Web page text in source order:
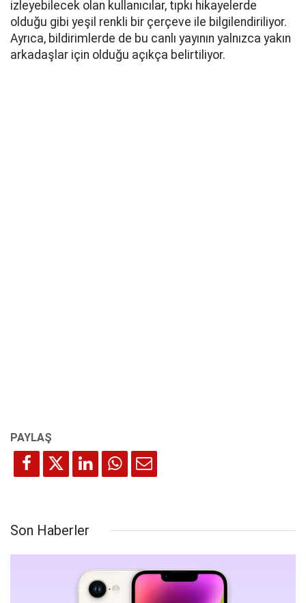
izleyebilecek olan kullanıcılar, tıpkı hikayelerde
olduğu gibi yeşil renkli bir çerçeve ile bilgilendiriliyor.
Ayrıca, bildirimlerde de bu canlı yayının yalnızca yakın
arkadaşlar için olduğu açıkça belirtiliyor.
Son Haberler